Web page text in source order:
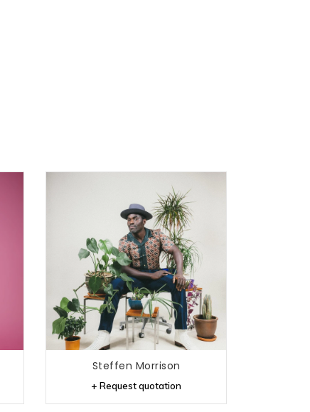
Steffen Morrison
+ Request quotation